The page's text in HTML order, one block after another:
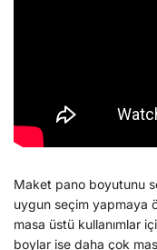
Maket pano boyutunu
uygun seçim yapmaya
masa üstü kullanımlar
boylar ise daha çok